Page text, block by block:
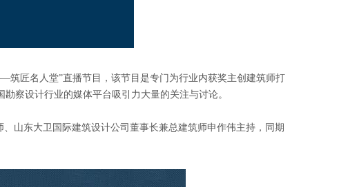
筑匠名人堂”直播节目，该节目是专门为行业内获奖主创建筑师打
察设计行业的媒体平台吸引力大量的关注与讨论。
山东大卫国际建筑设计公司董事长兼总建筑师申作伟主持，同期